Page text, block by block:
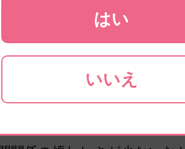
はい
いいえ